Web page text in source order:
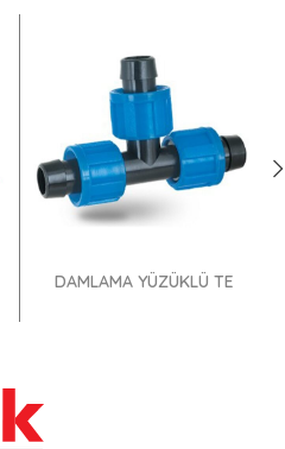
DAMLAMA YÜZÜKLÜ TE